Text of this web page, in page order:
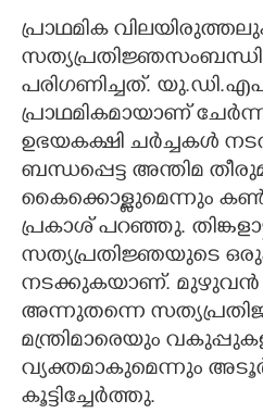
പ്രാഥമിക
പരിഗണിച്ചത്.
പ്രാഥമികമായാണ്
ഉഭയകക്ഷി ചര്‍ച്ചകള്‍
ബന്ധപ്പെട്ട അന്തിമ
കൈക്കൊള്ളുമെന്നും
പ്രകാശ് പറഞ്ഞു.
സത്യപ്രതിജ്ഞയുടെ
നടക്കുകയാണ്. മുഴുവന്‍
അന്നുതന്നെ
മന്ത്രിമാരെയും
വ്യക്തമാകുമെന്നും
കൂട്ടിച്ചേര്‍ത്തു.